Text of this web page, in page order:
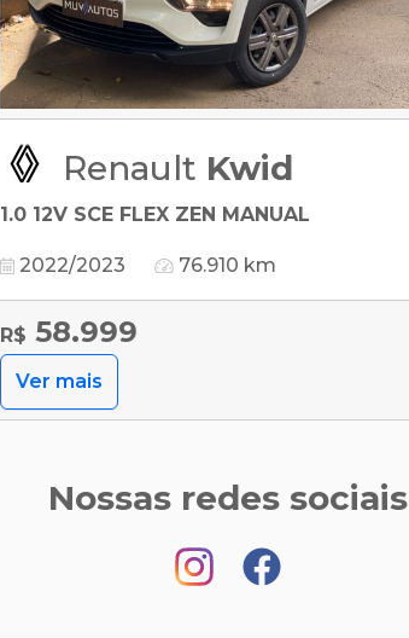
Renault Kwid
1.0 12V SCE FLEX ZEN MANUAL
2022/2023 76.910 km
R$ 58.999
Ver mais
Nossas redes sociais